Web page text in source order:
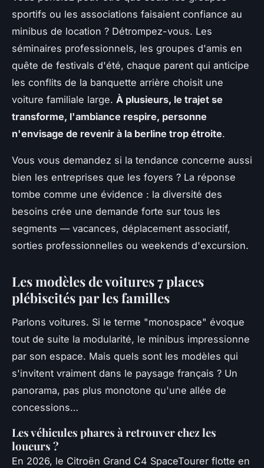
sportifs ou les associations faisaient confiance au
minibus de location ? Détrompez-vous. Les
séminaires professionnels, les groupes d'amis en
quête de festivals d'été, chaque parent qui anticipe
les conflits de la banquette arrière choisit une
voiture familiale large. À plusieurs, le trajet se
transforme, l'ambiance respire, personne
n'envisage de revenir à la berline trop étroite.
Vous vous demandez si la tendance concerne aussi
bien les entreprises que les foyers ? La réponse
tombe comme une évidence : la diversité des
besoins crée une demande forte sur tous les
segments — vacances, déplacement associatif,
sorties professionnelles ou weekends d'excursion.
Les modèles de voitures 7 places
plébiscités par les familles
Parlons voitures. Si le terme "monospace" évoque
tout de suite la modularité, le minibus impressionne
par son espace. Mais quels sont les modèles qui
s'invitent vraiment dans le paysage français ? Un
panorama, pas plus monotone qu'une allée de
concessions…
Les véhicules phares à retrouver chez les
loueurs ?
En 2026, le Citroën Grand C4 SpaceTourer flotte en